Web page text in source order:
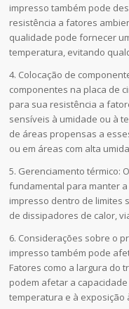
impresso também pode
resistência a fatores
qualidade pode fornecer
temperatura, evitando
4. Colocação de
componentes na placa de
para sua resistência a
sensíveis à umidade ou à
de áreas propensas a
ou em áreas com alta
5. Gerenciamento térmico:
fundamental para manter
impresso dentro de limites
de dissipadores de calor,
6. Considerações sobre o
impresso também pode
Fatores como a largura do
podem afetar a
temperatura e à exposição